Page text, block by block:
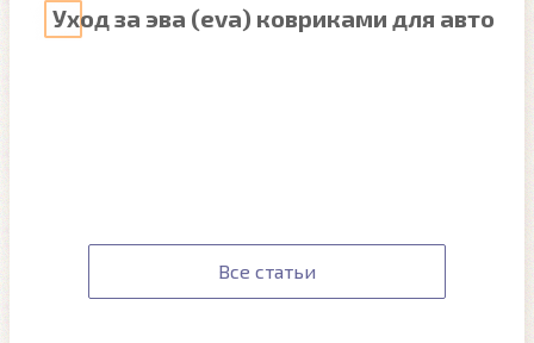
Уход за эва (eva) ковриками для авто
Все статьи